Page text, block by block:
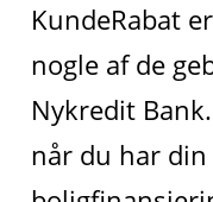
KundeRabat
nogle af de
Nykredit
når du har